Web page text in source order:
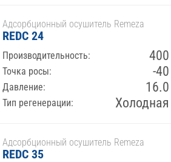
Адсорбционный осушитель Remeza
REDC 24
Производительность: 400
Точка росы: -40
Давление: 16.0
Тип регенерации: Холодная
Адсорбционный осушитель Remeza
REDC 35